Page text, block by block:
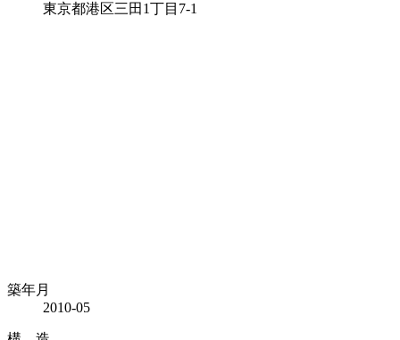
東京都港区三田1丁目7-1
築年月
2010-05